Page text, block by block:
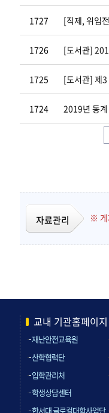
1727 [직제, 위임
1726 [도서관]
1725 [도서관] 제
1724 2019년 동
자료관리 ※ 게
교내 기관홈페이지
재난안전교육원
산학협력단
입학관리처
학생상담센터
한서대 글로컬대학사업단